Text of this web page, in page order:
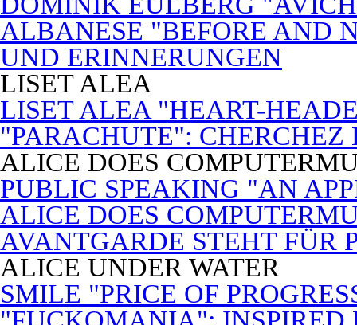
ALBANESE "BEFORE AND
UND ERINNERUNGEN
LISET ALEA
LISET ALEA "HEART-
"PARACHUTE": CHERCHEZ
ALICE DOES
PUBLIC SPEAKING "AN
ALICE DOES
AVANTGARDE STEHT FÜR
ALICE UNDER WATER
SMILE "PRICE OF